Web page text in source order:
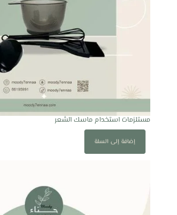
مستلزمات استخدام ماسك الشعر
إضافة إلى السلة